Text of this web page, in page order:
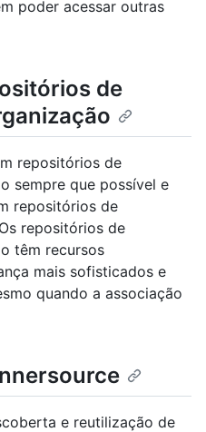
poder acessar outras
de
repositórios de
sempre que possível e
repositórios de
repositórios de
têm recursos
mais sofisticados e
quando a associação
e reutilização de